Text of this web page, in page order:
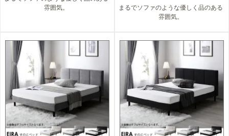
雰囲気。
まるでソファのような優しく品のある
雰囲気。